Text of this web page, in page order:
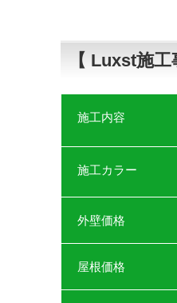
【 Luxst施
施工内容
施工カラー
外壁価格
屋根価格